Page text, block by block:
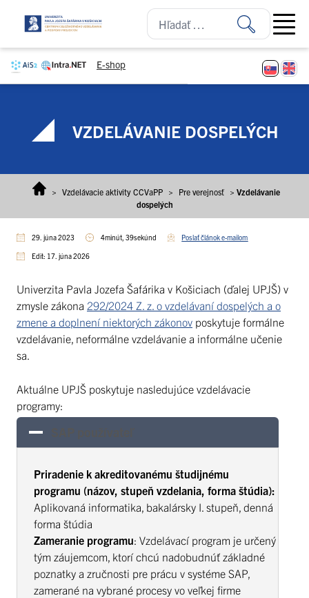
E-shop
Open
VZDELÁVANIE DOSPELÝCH
> Vzdelávacie aktivity CCVaPP > Pre verejnosť > Vzdelávanie
dospelých
29. júna 2023 4minút, 39sekúnd Poslať článok e-mailom
Edit: 17. júna 2026
Univerzita Pavla Jozefa Šafárika v Košiciach (ďalej UPJŠ) v
zmysle zákona 292/2024 Z. z. o vzdelávaní dospelých a o
zmene a doplnení niektorých zákonov poskytuje formálne
vzdelávanie, neformálne vzdelávanie a informálne učenie
sa.
Aktuálne UPJŠ poskytuje nasledujúce vzdelávacie
programy:
Priradenie k akreditovanému študijnému
programu (názov, stupeň vzdelania, forma štúdia):
Aplikovaná informatika, bakalársky I. stupeň, denná
forma štúdia
Zameranie programu: Vzdelávací program je určený
tým záujemcom, ktorí chcú nadobudnúť základné
poznatky a zručnosti pre prácu v systéme SAP,
zamerané na vybrané procesy vo veľkej firme